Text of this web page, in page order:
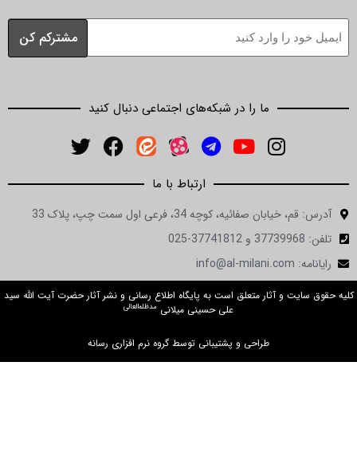
ما را در شبکه‌های اجتماعی دنبال کنید
ارتباط با ما
صفائیه، کوچه 34، فرعی اول سمت چپ، پلاک 33
و آثار متعلق است به پایگاه اطلاع رسانی و نشر آثار حضرت آیت الله سید
علی حسینی میلانی مدظله‌العالی
طراحی و پشتیبانی توسط گروه نرم افزاری رسانه